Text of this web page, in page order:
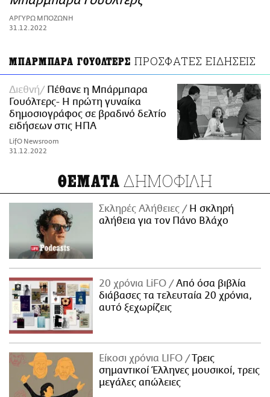
ΑΜΠΑ
PRINT
ΑΡΓΥΡΩ ΜΠΟΖΩΝΗ
31.12.2022
ΜΠΑΡΜΠΑΡΑ ΓΟΥΟΛΤΕΡΣ ΠΡΟΣΦΑΤΕΣ ΕΙΔΗΣΕΙΣ
Διεθνή
Πέθανε η Μπάρμπαρα
Γουόλτερς- Η πρώτη γυναίκα
δημοσιογράφος σε βραδινό δελτίο
ειδήσεων στις ΗΠΑ
LifO Newsroom
31.12.2022
ΘΕΜΑΤΑ ΔΗΜΟΦΙΛΗ
Σκληρές Αλήθειες
H σκληρή
αλήθεια για τον Πάνο Βλάχο
20 χρόνια LiFO
Από όσα βιβλία
διάβασες τα τελευταία 20 χρόνια,
αυτό ξεχωρίζεις
Είκοσι χρόνια LIFO
Tρεις
σημαντικοί Έλληνες μουσικοί, τρεις
μεγάλες απώλειες